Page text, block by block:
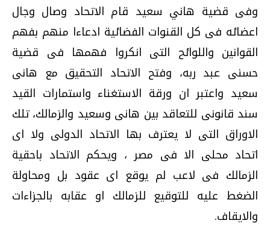
وفى قضية هاني سعيد قام الاتحاد وصال وجال
اعضائه فى كل القنوات الفضائية ادعاءا منهم بفهم
القوانين واللوائح التى انكروا فهمها فى قضية
حسنى عبد ربه، وفتح الاتحاد التحقيق مع هانى
سعيد واعتبر ان ورقة الاستغناء واستمارات القيد
سند قانونى للتعاقد بين هانى وسعيد والزمالك، تلك
الاوراق التى لا يعترف بها الاتحاد الدولى ولا اى
اتحاد محلى الا فى مصر ، ويحكم الاتحاد باحقية
الزمالك فى لاعب لم يوقع اى عقود بل ومحاولة
الضغط عليه للتوقيع للزمالك او عقابه بالجزاءات
والايقاف.